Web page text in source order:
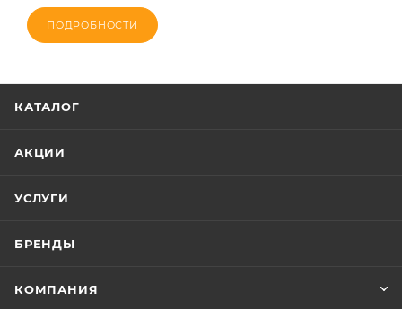
ПОДРОБНОСТИ
КАТАЛОГ
АКЦИИ
УСЛУГИ
БРЕНДЫ
КОМПАНИЯ